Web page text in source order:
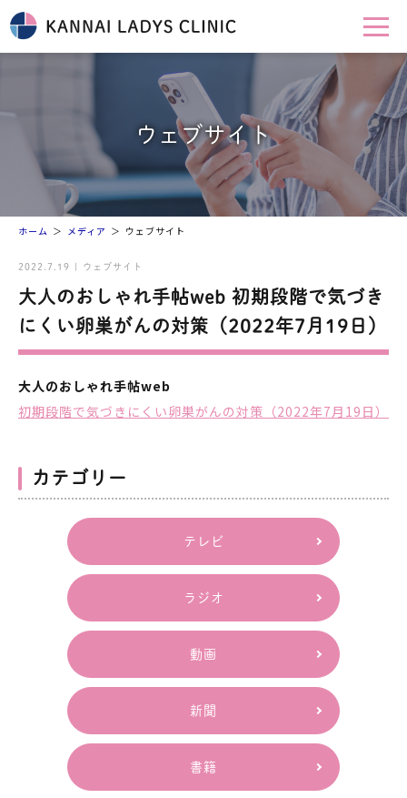
ウェブサイト
ホーム メディア ウェブサイト
2022.7.19 | ウェブサイト
大人のおしゃれ手帖web 初期段階で気づき
にくい卵巣がんの対策（2022年7月19日）
大人のおしゃれ手帖web
初期段階で気づきにくい卵巣がんの対策（2022年7月19日）
カテゴリー
テレビ
ラジオ
動画
新聞
書籍